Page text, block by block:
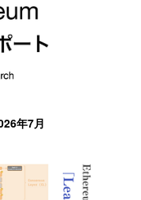
年7月